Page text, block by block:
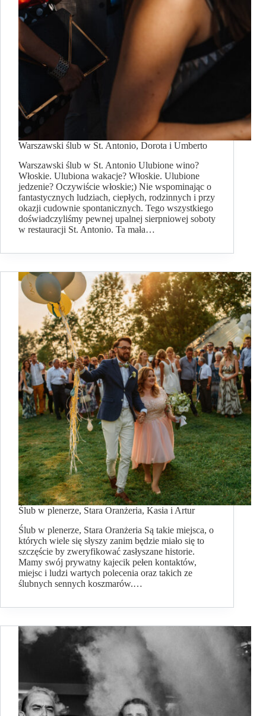
Warszawski ślub w St. Antonio, Dorota i Umberto
Warszawski ślub w St. Antonio Ulubione wino?
Włoskie. Ulubiona wakacje? Włoskie. Ulubione
jedzenie? Oczywiście włoskie;) Nie wspominając o
fantastycznych ludziach, ciepłych, rodzinnych i przy
okazji cudownie spontanicznych. Tego wszystkiego
doświadczyliśmy pewnej upalnej sierpniowej soboty
w restauracji St. Antonio. Ta mała…
Ślub w plenerze, Stara Oranżeria, Kasia i Artur
Ślub w plenerze, Stara Oranżeria Są takie miejsca, o
których wiele się słyszy zanim będzie miało się to
szczęście by zweryfikować zasłyszane historie.
Mamy swój prywatny kajecik pełen kontaktów,
miejsc i ludzi wartych polecenia oraz takich ze
ślubnych sennych koszmarów.…